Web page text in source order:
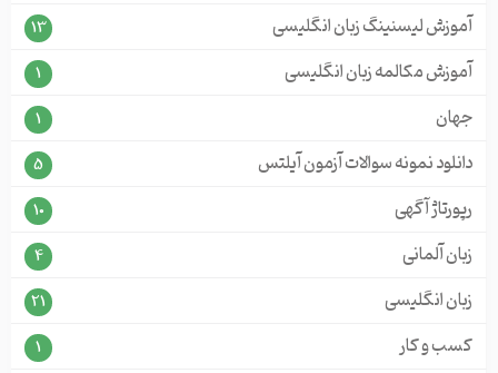
آموزش لیسنینگ زبان انگلیسی 13
آموزش مکالمه زبان انگلیسی 1
جهان 1
دانلود نمونه سوالات آزمون آیلتس 5
رپورتاژ آگهی 10
زبان آلمانی 4
زبان انگلیسی 21
کسب و کار 1